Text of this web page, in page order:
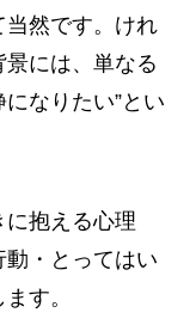
当然です。けれ
には、単なる
になりたい”とい
に抱える心理
動・とってはい
す。